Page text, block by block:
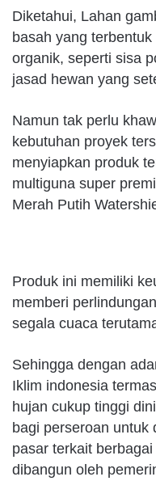
Diketahui, Lahan
basah yang
organik, seperti sisa
jasad hewan yang
Namun tak perlu
kebutuhan proyek
menyiapkan produk
multiguna super
Merah Putih
Produk ini memiliki
memberi
segala cuaca
Sehingga dengan
Iklim indonesia
hujan cukup tinggi
bagi perseroan untuk
pasar terkait
dibangun oleh